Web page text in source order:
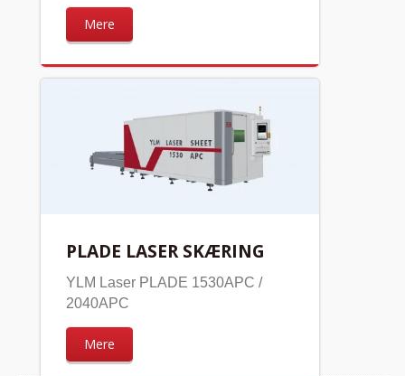
Mere
PLADE LASER SKÆRING
YLM Laser PLADE 1530APC /
2040APC
Mere